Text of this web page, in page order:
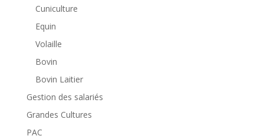
Cuniculture
Equin
Volaille
Bovin
Bovin Laitier
Gestion des salariés
Grandes Cultures
PAC